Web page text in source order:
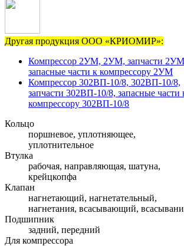
Другая продукция ООО «КРИОМИР»:
Компрессор 2УМ, 2УМ, запчасти
запасные части к компрессору 2УМ
Компрессор 302ВП-10/8, 302ВП-10/8,
запчасти 302ВП-10/8, запасные части
компрессору 302ВП-10/8
Кольцо
поршневое, уплотняющее,
уплотнительное
Втулка
рабочая, направляющая, шатуна,
крейцкопфа
Клапан
нагнетающий, нагнетательный,
нагнетания, всасывающий,
Подшипник
задний, передний
Для компрессора